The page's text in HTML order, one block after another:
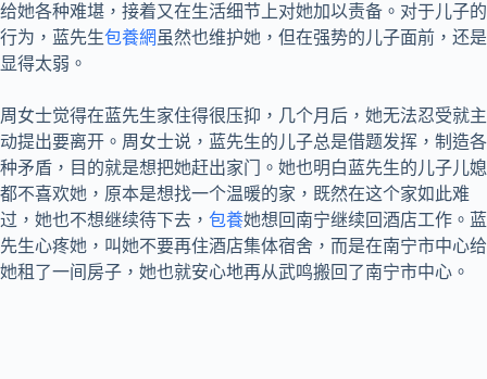
给她各种难堪，接着又在生活细节上对她加以责备。对于儿子的
行为，蓝先生包養網 虽然也维护她，但在强势的儿子面前，还是
显得太弱。
周女士觉得在蓝先生家住得很压抑，几个月后，她无法忍受就主
动提出要离开。周女士说，蓝先生的儿子总是借题发挥，制造各
种矛盾，目的就是想把她赶出家门。她也明白蓝先生的儿子儿媳
都不喜欢她，原本是想找一个温暖的家，既然在这个家如此难
过，她也不想继续待下去， 包養她想回南宁继续回酒店工作。蓝
先生心疼她，叫她不要再住酒店集体宿舍，而是在南宁市中心给
她租了一间房子，她也就安心地再从武鸣搬回了南宁市中心。